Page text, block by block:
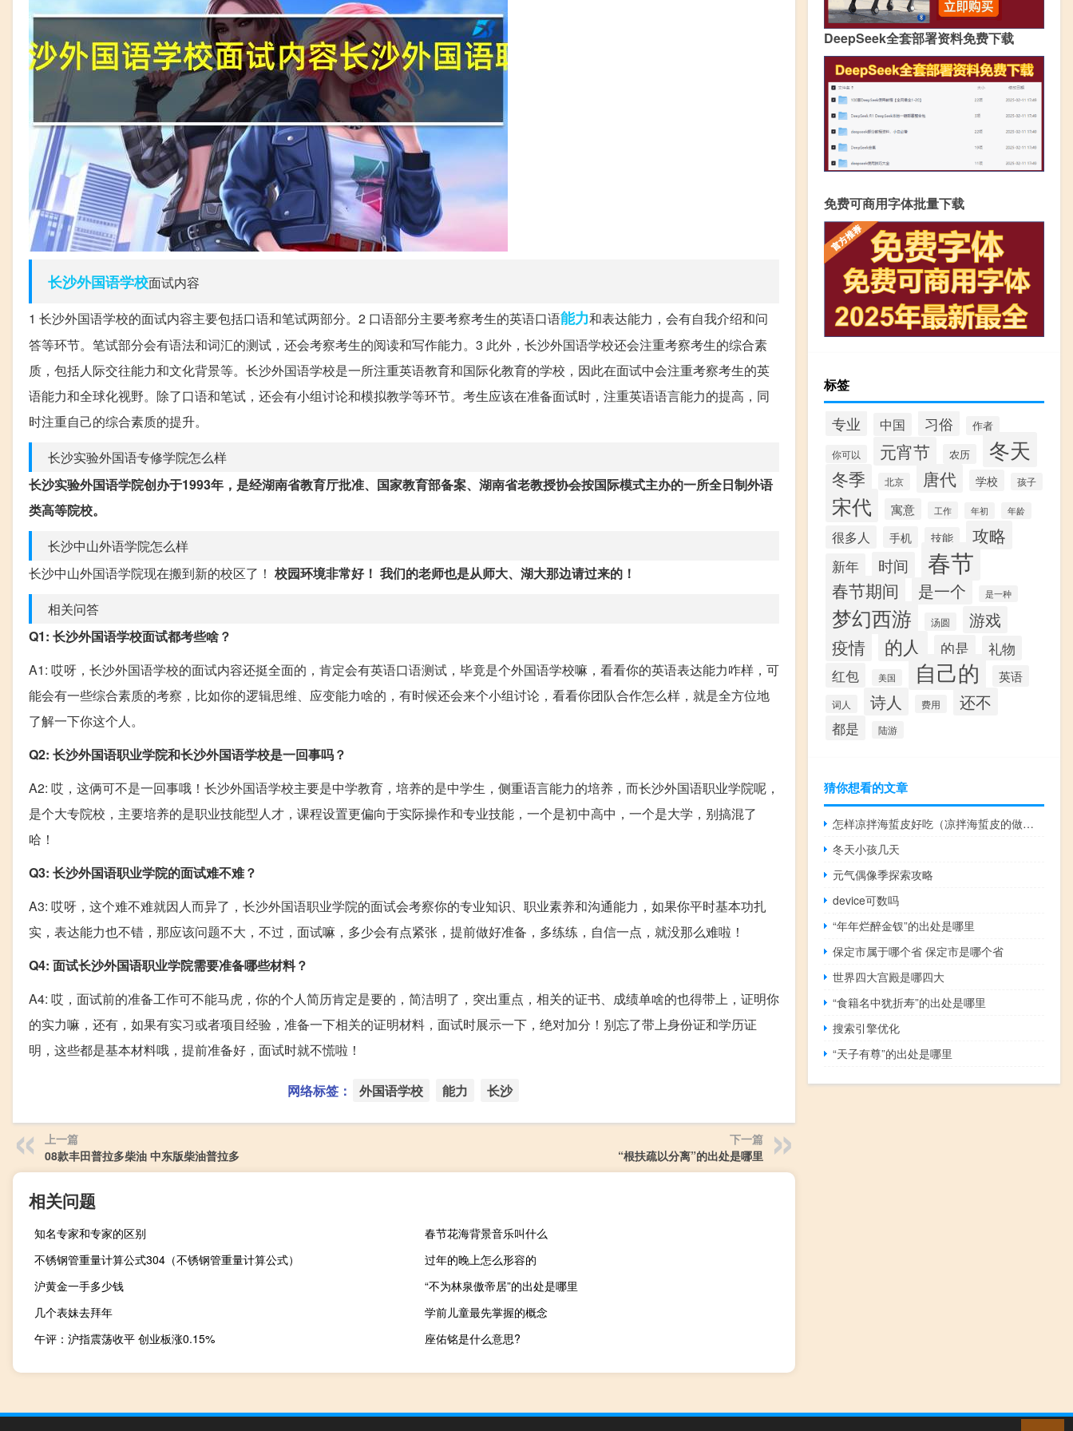
长沙外国语学校面试内容
1 长沙外国语学校的面试内容主要包括口语和笔试两部分。2 口语部分主要考察考生的英语口语能力和表达能力，会有自我介绍和问
答等环节。笔试部分会有语法和词汇的测试，还会考察考生的阅读和写作能力。3 此外，长沙外国语学校还会注重考察考生的综合素
质，包括人际交往能力和文化背景等。长沙外国语学校是一所注重英语教育和国际化教育的学校，因此在面试中会注重考察考生的英
语能力和全球化视野。除了口语和笔试，还会有小组讨论和模拟教学等环节。考生应该在准备面试时，注重英语语言能力的提高，同
时注重自己的综合素质的提升。
长沙实验外国语专修学院怎么样
长沙实验外国语学院创办于1993年，是经湖南省教育厅批准、国家教育部备案、湖南省老教授协会按国际模式主办的一所全日制外语
类高等院校。
长沙中山外语学院怎么样
长沙中山外国语学院现在搬到新的校区了！ 校园环境非常好！ 我们的老师也是从师大、湖大那边请过来的！
相关问答
Q1: 长沙外国语学校面试都考些啥？
A1: 哎呀，长沙外国语学校的面试内容还挺全面的，肯定会有英语口语测试，毕竟是个外国语学校嘛，看看你的英语表达能力咋样，可
能会有一些综合素质的考察，比如你的逻辑思维、应变能力啥的，有时候还会来个小组讨论，看看你团队合作怎么样，就是全方位地
了解一下你这个人。
Q2: 长沙外国语职业学院和长沙外国语学校是一回事吗？
A2: 哎，这俩可不是一回事哦！长沙外国语学校主要是中学教育，培养的是中学生，侧重语言能力的培养，而长沙外国语职业学院呢，
是个大专院校，主要培养的是职业技能型人才，课程设置更偏向于实际操作和专业技能，一个是初中高中，一个是大学，别搞混了
哈！
Q3: 长沙外国语职业学院的面试难不难？
A3: 哎呀，这个难不难就因人而异了，长沙外国语职业学院的面试会考察你的专业知识、职业素养和沟通能力，如果你平时基本功扎
实，表达能力也不错，那应该问题不大，不过，面试嘛，多少会有点紧张，提前做好准备，多练练，自信一点，就没那么难啦！
Q4: 面试长沙外国语职业学院需要准备哪些材料？
A4: 哎，面试前的准备工作可不能马虎，你的个人简历肯定是要的，简洁明了，突出重点，相关的证书、成绩单啥的也得带上，证明你
的实力嘛，还有，如果有实习或者项目经验，准备一下相关的证明材料，面试时展示一下，绝对加分！别忘了带上身份证和学历证
明，这些都是基本材料哦，提前准备好，面试时就不慌啦！
网络标签： 外国语学校 能力 长沙
上一篇
08款丰田普拉多柴油 中东版柴油普拉多
下一篇
“根扶疏以分离”的出处是哪里
相关问题
知名专家和专家的区别
春节花海背景音乐叫什么
不锈钢管重量计算公式304（不锈钢管重量计算公式）
过年的晚上怎么形容的
沪黄金一手多少钱
“不为林泉傲帝居”的出处是哪里
几个表妹去拜年
学前儿童最先掌握的概念
午评：沪指震荡收平 创业板涨0.15%
座佑铭是什么意思?
DeepSeek全套部署资料免费下载
免费可商用字体批量下载
标签
专业 中国 习俗 作者
你可以 元宵节 农历 冬天
冬季 北京 唐代 学校 孩子
宋代 寓意 工作 年初 年龄
很多人 手机 技能 攻略
新年 时间 春节
春节期间 是一个 是一种
梦幻西游 汤圆 游戏
疫情 的人 的是
礼物
红包
美国 自己的 英语
词人 诗人 费用 还不
都是 陆游
猜你想看的文章
怎样凉拌海蜇皮好吃（凉拌海蜇皮的做法）
冬天小孩几天
元气偶像季探索攻略
device可数吗
“年年烂醉金钗”的出处是哪里
保定市属于哪个省 保定市是哪个省
世界四大宫殿是哪四大
“食籍名中犹折寿”的出处是哪里
搜索引擎优化
“天子有尊”的出处是哪里